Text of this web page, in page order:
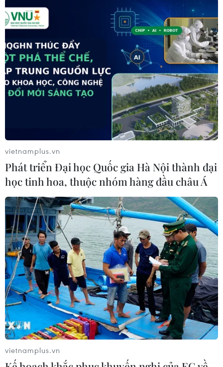
Thành lập Ủy ban quốc gia về an ninh hàng không
và tạo thuận lợi hàng không
10/08/2026 12:58
vietnamplus.vn
Phát triển Đại học Quốc gia Hà Nội thành đại
học tinh hoa, thuộc nhóm hàng đầu châu Á
vietnamplus.vn